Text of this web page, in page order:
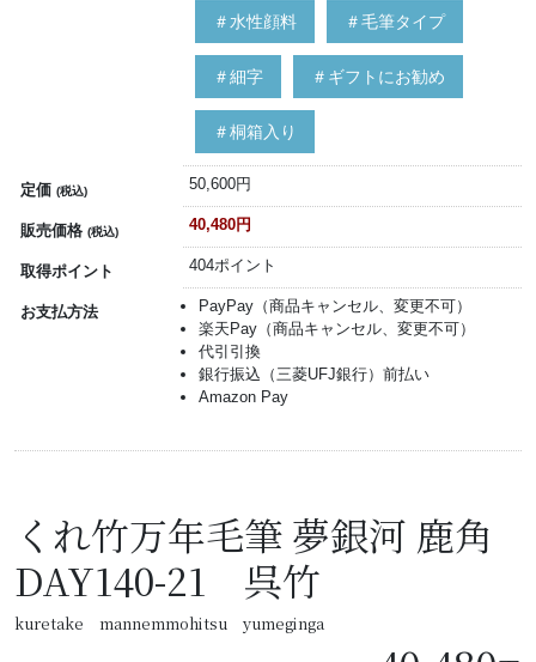
＃水性顔料 ＃毛筆タイプ
＃細字 ＃ギフトにお勧め
＃桐箱入り
定価 (税込) 50,600円
販売価格 (税込) 40,480円
取得ポイント 404ポイント
お支払方法
PayPay（商品キャンセル、変更不可）
楽天Pay（商品キャンセル、変更不可）
代引引換
銀行振込（三菱UFJ銀行）前払い
Amazon Pay
くれ竹万年毛筆 夢銀河 鹿角
DAY140-21 呉竹
kuretake mannemmohitsu yumeginga